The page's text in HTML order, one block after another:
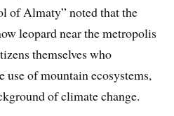
of Almaty” noted that the
leopard near the metropolis
themselves who
of mountain ecosystems,
of climate change.